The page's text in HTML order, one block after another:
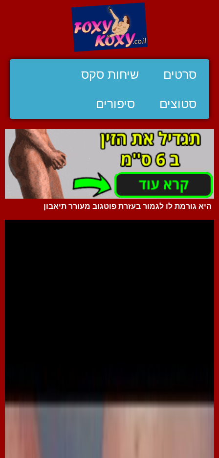
סרטים שיחות סקס
סטוצים סיפורים
היא גורמת לו לגמור בעזרת פוטגוב מעורר תיאבון